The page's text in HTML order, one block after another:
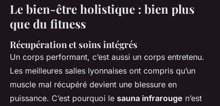
Le bien-être holistique : bien plus
que du fitness
Récupération et soins intégrés
Un corps performant, c’est aussi un corps entretenu.
Les meilleures salles lyonnaises ont compris qu’un
muscle mal récupéré devient une blessure en
puissance. C’est pourquoi le sauna infrarouge n’est